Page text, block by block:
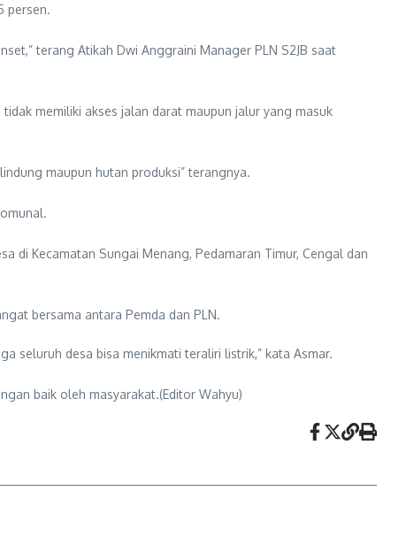
persen.
terang Atikah Dwi Anggraini Manager PLN S2JB saat
memiliki akses jalan darat maupun jalur yang masuk
maupun hutan produksi” terangnya.
di Kecamatan Sungai Menang, Pedamaran Timur, Cengal dan
bersama antara Pemda dan PLN.
seluruh desa bisa menikmati teraliri listrik,” kata Asmar.
baik oleh masyarakat.(Editor Wahyu)